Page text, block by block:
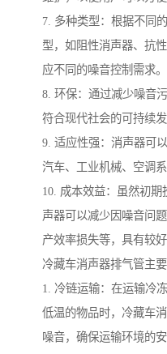
7. 多种类型：根据不同
型，如阻性消声器、抗
应不同的噪音控制需求。
8. 环保：通过减少噪音
符合现代社会的可持续发
9. 适应性强：消声器可
汽车、工业机械、空调
10. 成本效益：虽然初
声器可以减少因噪音问
产效率损失等，具有较好
冷藏车消声器排气管主
1. 冷链运输：在运输冷
低温的物品时，冷藏车
噪音，确保运输环境的安